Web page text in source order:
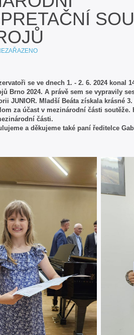
se ve dnech 1. - 2. 6. 2024 konal
Brno 2024. A právě sem se vypravily
JUNIOR. Mladší Beáta získala krásné
za účast v mezinárodní části
části.
a děkujeme také paní ředitelce